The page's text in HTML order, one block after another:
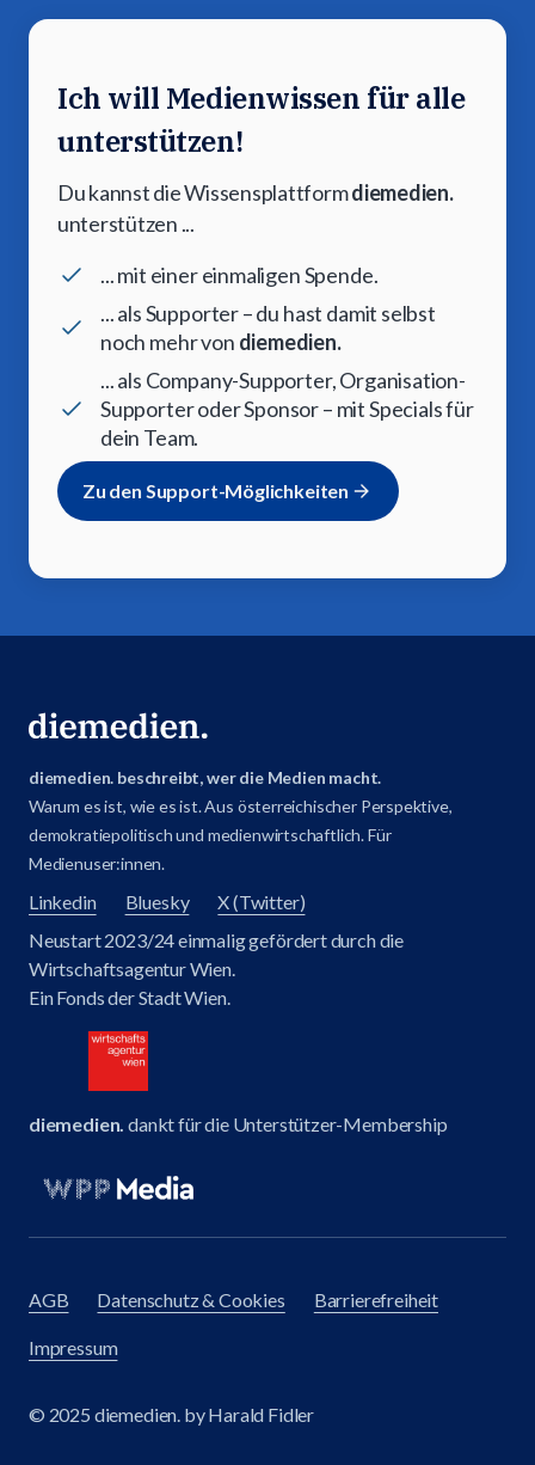
Ich will Medienwissen für alle
unterstützen!
Du kannst die Wissensplattformdiemedien.
unterstützen ...
... mit einer einmaligen Spende.
... als Supporter – du hast damit selbst
noch mehr von diemedien.
... als Company-Supporter, Organisation-
Supporter oder Sponsor – mit Specials für
dein Team.
Zu den Support-Möglichkeiten
diemedien. beschreibt, wer die Medien macht.
Warum es ist, wie es ist. Aus österreichischer Perspektive,
demokratiepolitisch und medienwirtschaftlich. Für
Medienuser:innen.
Linkedin Bluesky
X (Twitter)
Neustart 2023/24 einmalig gefördert durch die
Wirtschaftsagentur Wien.
Ein Fonds der Stadt Wien.
diemedien. dankt für die Unterstützer-Membership
© 2025 diemedien. by Harald Fidler
AGB Datenschutz & Cookies Barrierefreiheit
Impressum